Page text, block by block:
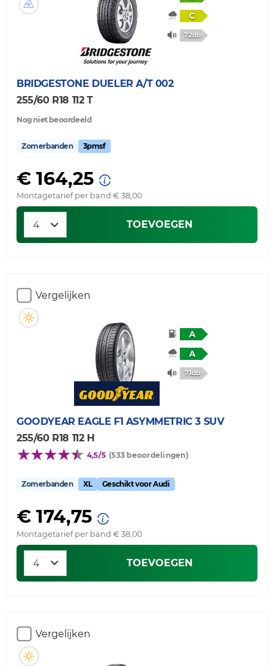
C
72db
BRIDGESTONE DUELER A/T 002
255/60 R18 112 T
Nog niet beoordeeld
Zomerbanden 3pmsf
€ 164,25
Montagetarief per band € 38,00
TOEVOEGEN
Vergelijken
A
A
71db
GOODYEAR EAGLE F1 ASYMMETRIC 3 SUV
255/60 R18 112 H
4,5/5 (533 beoordelingen)
Zomerbanden XL Geschikt voor Audi
€ 174,75
Montagetarief per band € 38,00
TOEVOEGEN
Vergelijken